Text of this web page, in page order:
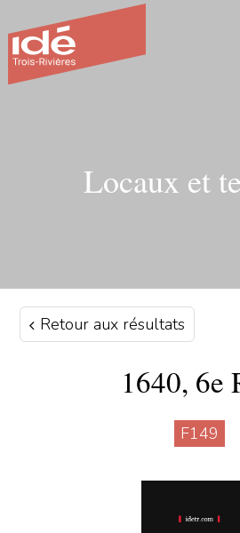
Locaux et
Retour aux résultats
1640, 6e
F149